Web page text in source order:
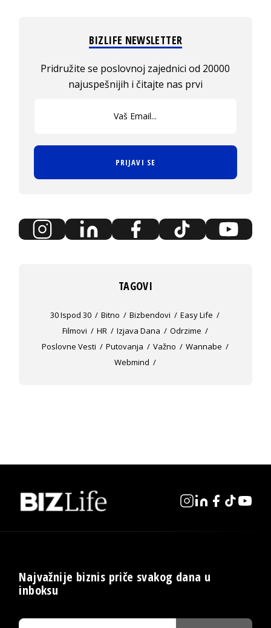
BIZLIFE NEWSLETTER
Pridružite se poslovnoj zajednici od 20000
najuspešnijih i čitajte nas prvi
PRIJAVI SE
TAGOVI
30 Ispod 30 Bitno Bizbendovi
Easy Life
Filmovi
HR Izjava Dana
Odrzime
Poslovne Vesti
Putovanja Važno
Wannabe
Webmind
Najvažnije biznis priče svakog dana u
inboksu